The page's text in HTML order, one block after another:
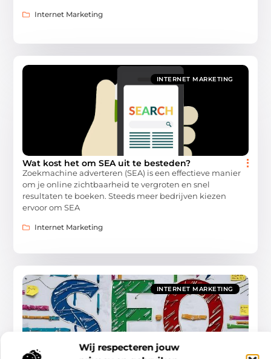
Wij respecteren jouw
Internet Marketing
INTERNET MARKETING
Wat kost het om SEA uit te besteden?
Zoekmachine adverteren (SEA) is een effectieve manier
om je online zichtbaarheid te vergroten en snel
resultaten te boeken. Steeds meer bedrijven kiezen
ervoor om SEA
Internet Marketing
INTERNET MARKETING